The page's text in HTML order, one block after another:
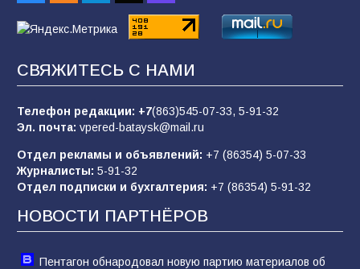
01.08.2026
«Слухами Москву не возьмёшь»: почему
заявления Киева о мобилизации — это
отчаяние, а не разведка
81 02.08.2026
Морской квест в детском саду: как
воспитанники спасали Нептуна
74 01.08.2026
СВЯЖИТЕСЬ С НАМИ
Телефон редакции: +7(863)545-07-33, 5-91-32
Эл. почта: vpered-bataysk@mail.ru
Отдел рекламы и объявлений: +7 (86354) 5-07-33
Журналисты: 5-91-32
Отдел подписки и бухгалтерия: +7 (86354) 5-91-32
НОВОСТИ ПАРТНЁРОВ
Пентагон обнародовал новую партию материалов об